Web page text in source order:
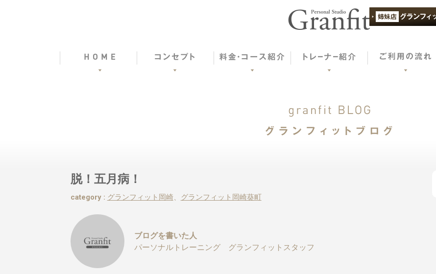
脱！五月病！
category : グランフィット岡崎、 グランフィット岡崎葵町
ブログを書いた人
パーソナルトレーニング グランフィットスタッフ